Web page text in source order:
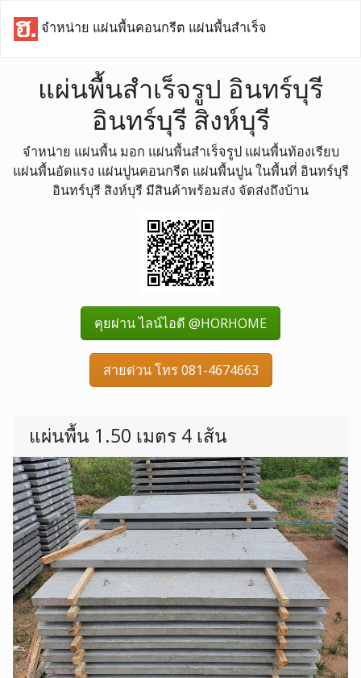
จำหน่าย แผ่นพื้นคอนกรีต แผ่นพื้นสำเร็จ
แผ่นพื้นสำเร็จรูป อินทร์บุรี
อินทร์บุรี สิงห์บุรี
จำหน่าย แผ่นพื้น มอก แผ่นพื้นสำเร็จรูป แผ่นพื้นท้องเรียบ
แผ่นพื้นอัดแรง แผ่นปูนคอนกรีต แผ่นพื้นปูน ในพื้นที่ อินทร์บุรี
อินทร์บุรี สิงห์บุรี มีสินค้าพร้อมส่ง จัดส่งถึงบ้าน
คุยผ่าน ไลน์ไอดี @HORHOME
สายด่วน โทร 081-4674663
แผ่นพื้น 1.50 เมตร 4 เส้น